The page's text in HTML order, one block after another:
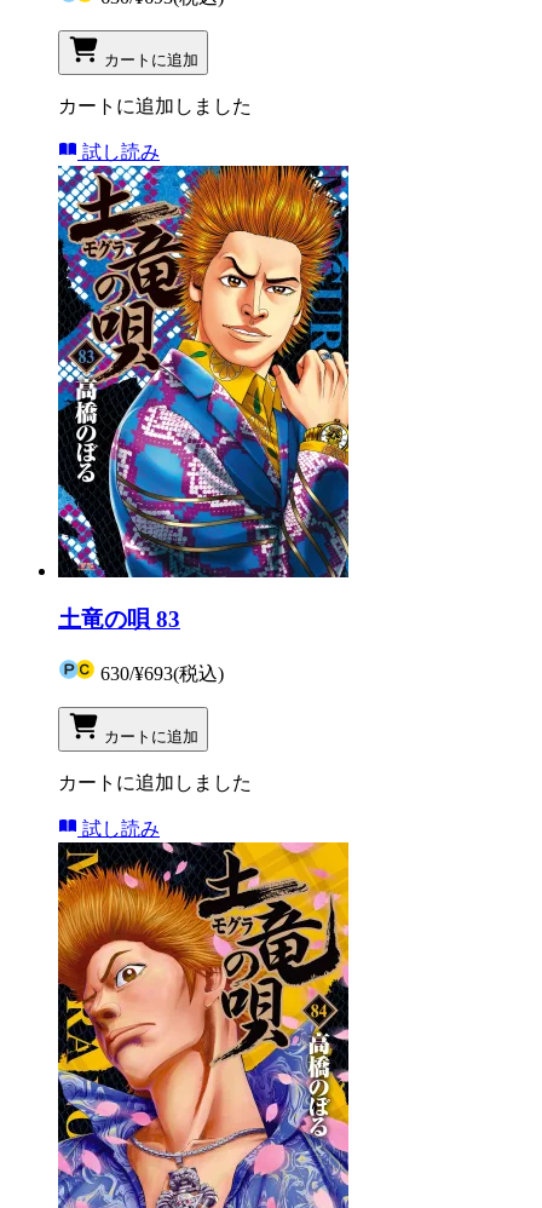
カートに追加
カートに追加しました
試し読み
土竜の唄 83
630/¥693(税込)
カートに追加
カートに追加しました
試し読み